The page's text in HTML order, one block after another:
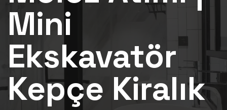
Mini
Ekskavatör
Kepçe Kiralık